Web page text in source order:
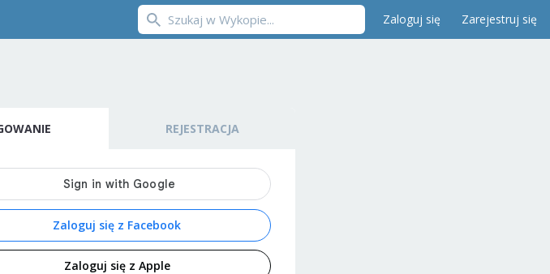
Zaloguj się Zarejestruj się
REJESTRACJA
Zaloguj się z Facebook
Zaloguj się z Apple